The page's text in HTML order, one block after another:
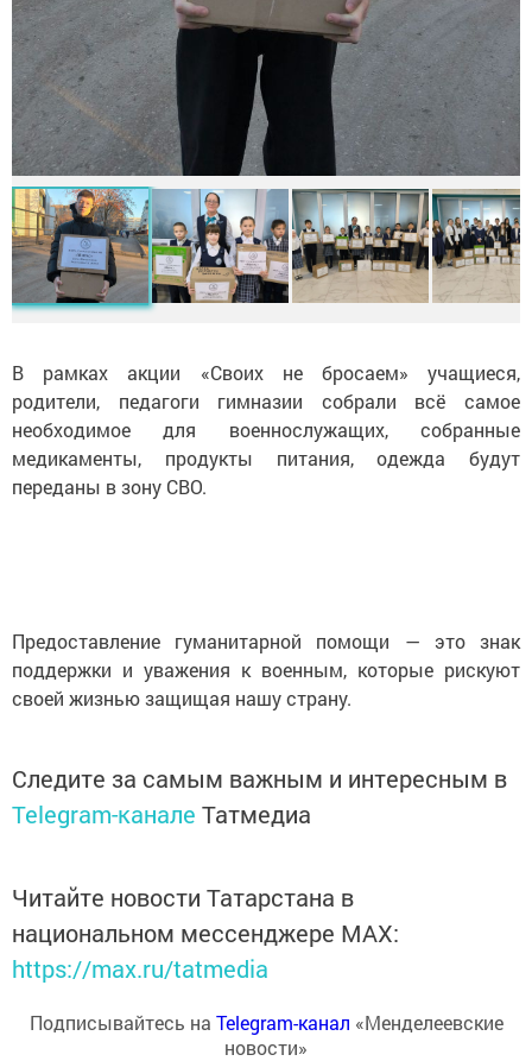
В рамках акции «Своих не бросаем» учащиеся,
родители, педагоги гимназии собрали всё самое
необходимое для военнослужащих, собранные
медикаменты, продукты питания, одежда будут
переданы в зону СВО.
Предоставление гуманитарной помощи — это знак
поддержки и уважения к военным, которые рискуют
своей жизнью защищая нашу страну.
Следите за самым важным и интересным в
Telegram-канале Татмедиа
Читайте новости Татарстана в
национальном мессенджере MАХ:
https://max.ru/tatmedia
Подписывайтесь на Telegram-канал «Менделеевские
новости»